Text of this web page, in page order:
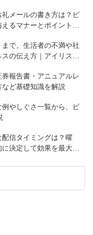
メールの書き方は？ビ
るマナーとポイントを
で。生活者の不満や社
の伝え方｜アイリスオ
報告書・アニュアルレ
ど基礎知識を解説
やしぐさ一覧から、ビ
信タイミングは？曜
決定して効果を最大化